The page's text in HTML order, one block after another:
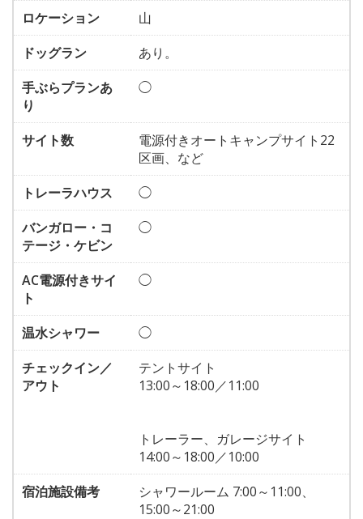
ロケーション
山
ドッグラン
あり。
手ぶらプランあ
り
◯
サイト数
電源付きオートキャンプサイト22
区画、など
トレーラハウス
◯
バンガロー・コ
テージ・ケビン
◯
AC電源付きサイ
ト
◯
温水シャワー
◯
チェックイン／
アウト
テントサイト
13:00～18:00／11:00
トレーラー、ガレージサイト
14:00～18:00／10:00
宿泊施設備考
シャワールーム 7:00～11:00、
15:00～21:00